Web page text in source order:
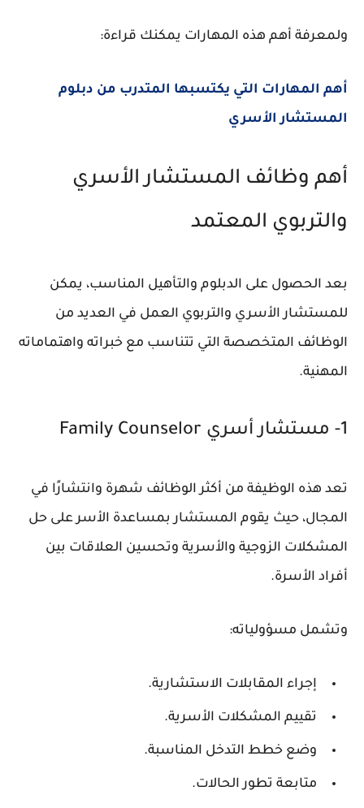
ولمعرفة أهم هذه المهارات يمكنك قراءة:
أهم المهارات التي يكتسبها المتدرب من دبلوم
المستشار الأسري
أهم وظائف المستشار الأسري
والتربوي المعتمد
بعد الحصول على الدبلوم والتأهيل المناسب، يمكن
للمستشار الأسري والتربوي العمل في العديد من
الوظائف المتخصصة التي تتناسب مع خبراته واهتماماته
المهنية.
1- مستشار أسري Family Counselor
تعد هذه الوظيفة من أكثر الوظائف شهرة وانتشارًا في
المجال، حيث يقوم المستشار بمساعدة الأسر على حل
المشكلات الزوجية والأسرية وتحسين العلاقات بين
أفراد الأسرة.
وتشمل مسؤولياته:
إجراء المقابلات الاستشارية.
تقييم المشكلات الأسرية.
وضع خطط التدخل المناسبة.
متابعة تطور الحالات.